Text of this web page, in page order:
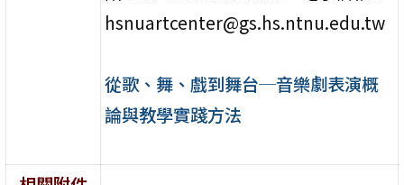
hsnuartcenter@gs.hs.ntnu.edu.tw
從歌、舞、戲到舞台─音樂劇表演概
論與教學實踐方法